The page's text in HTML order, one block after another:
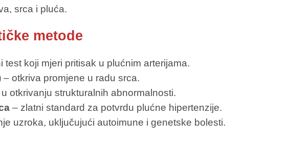
srca i pluća.
metode
test koji mjeri pritisak u plućnim arterijama.
– otkriva promjene u radu srca.
otkrivanju strukturalnih abnormalnosti.
– zlatni standard za potvrdu plućne hipertenzije.
uzroka, uključujući autoimune i genetske bolesti.